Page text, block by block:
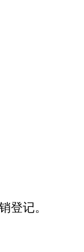
登记。